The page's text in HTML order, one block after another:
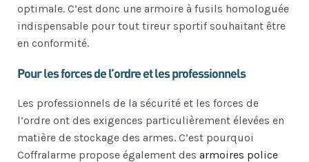
optimale. C’est donc une armoire à fusils homologuée
indispensable pour tout tireur sportif souhaitant être
en conformité.
Pour les forces de l’ordre et les professionnels
Les professionnels de la sécurité et les forces de
l’ordre ont des exigences particulièrement élevées en
matière de stockage des armes. C’est pourquoi
Coffralarme propose également des armoires police